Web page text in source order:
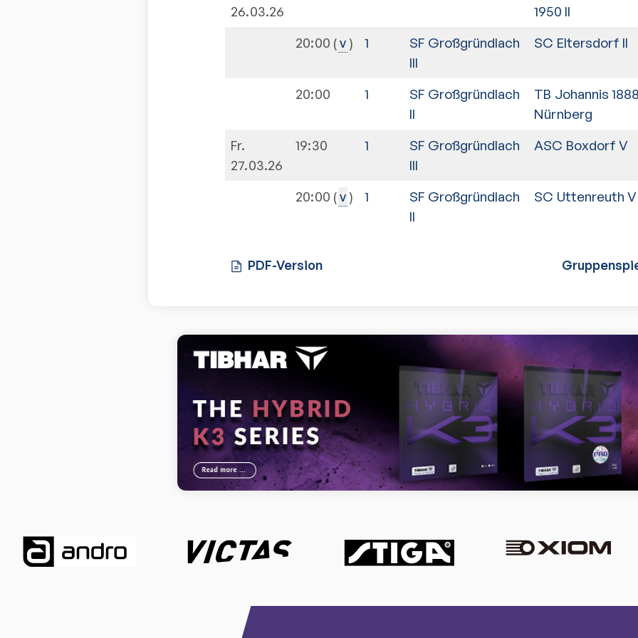
26.03.26
1950 II
20:00
v 1
SF Großgründlach
III
SC Eltersdorf II
20:00 1
SF Großgründlach
II
TB Johannis
Nürnberg
Fr.
27.03.26
19:30 1
SF Großgründlach
III
ASC Boxdorf V
20:00 v 1
SF Großgründlach
II
SC Uttenreuth V
PDF-Version